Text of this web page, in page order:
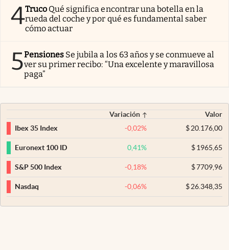
4Truco Qué significa encontrar una botella en la
rueda del coche y por qué es fundamental saber
cómo actuar
5Pensiones Se jubila a los 63 años y se conmueve al
ver su primer recibo: “Una excelente y maravillosa
paga”
Variación
Valor
Ibex 35 Index
-0,02% $20.176,00
Euronext 100 ID 0,41% $1965,65
S&P 500 Index -0,18% $7709,96
Nasdaq -0,06% $26.348,35